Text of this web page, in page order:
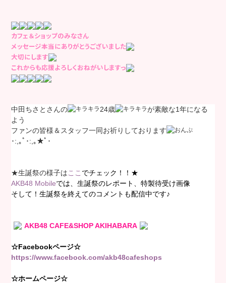
カフェ＆ショップのみなさん
メッセージ本当にありがとうございました
大切にします
これからも応援よろしくおねがいしますっ
中田ちさとさんの 24歳
が素敵な1年になる
よう
ファンの皆様＆スタッフ一同お祈りしております
･:,｡ﾟ･:,｡★ﾟ･
★生誕祭の様子はここ でチェック！！★
AKB48 Mobileでは、生誕祭のレポート、特製待受け画像
そして！生誕祭を終えてのコメントも配信中です♪
AKB48 CAFE&SHOP AKIHABARA
☆Facebookページ☆
https://www.facebook.com/akb48cafeshops
☆ホームページ☆